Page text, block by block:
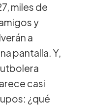
miles de
y
a
pantalla. Y,
casi
¿qué